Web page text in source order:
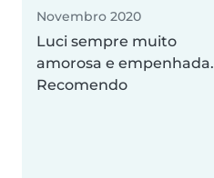
Novembro 2020
Luci sempre muito
amorosa e empenhada.
Recomendo